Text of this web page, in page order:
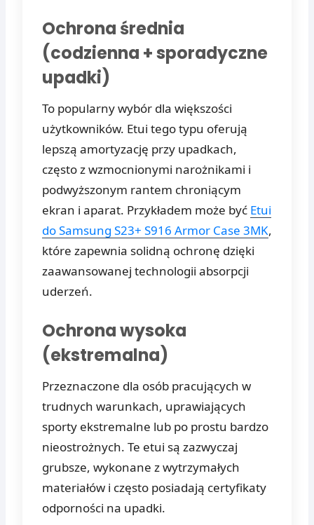
Ochrona średnia
(codzienna + sporadyczne
upadki)
To popularny wybór dla większości
użytkowników. Etui tego typu oferują
lepszą amortyzację przy upadkach,
często z wzmocnionymi narożnikami i
podwyższonym rantem chroniącym
ekran i aparat. Przykładem może być Etui
do Samsung S23+ S916 Armor Case 3MK,
które zapewnia solidną ochronę dzięki
zaawansowanej technologii absorpcji
uderzeń.
Ochrona wysoka
(ekstremalna)
Przeznaczone dla osób pracujących w
trudnych warunkach, uprawiających
sporty ekstremalne lub po prostu bardzo
nieostrożnych. Te etui są zazwyczaj
grubsze, wykonane z wytrzymałych
materiałów i często posiadają certyfikaty
odporności na upadki.